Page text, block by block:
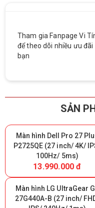
Tham gia Fanpage Vi
để theo dõi nhiều ưu
bạn
SẢN
Màn hình Dell Pro 27
P2725QE (27 inch/ 4K/
100Hz/ 5ms)
13.990.000 đ
Màn hình LG UltraGear
27G440A-B (27 inch/